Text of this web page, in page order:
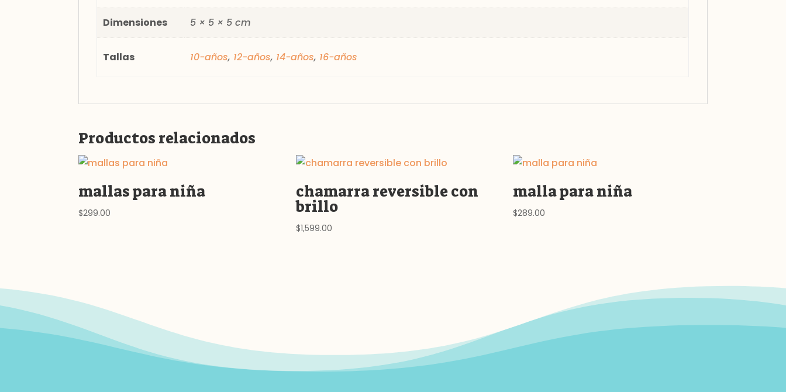
Dimensiones 5 × 5 × 5 cm
Tallas 10-años, 12-años, 14-años, 16-años
Productos relacionados
mallas para niña
$299.00
chamarra reversible con
brillo
$1,599.00
malla para niña
$289.00